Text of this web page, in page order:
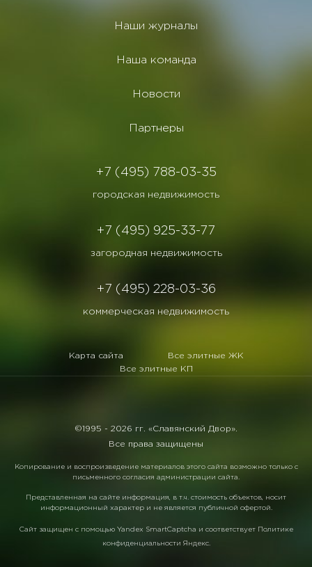
Наши журналы
Наша команда
Новости
Партнеры
+7 (495) 788-03-35
городская недвижимость
+7 (495) 925-33-77
загородная недвижимость
+7 (495) 228-03-36
коммерческая недвижимость
Карта сайта
Все элитные ЖК
Все элитные КП
©1995 - 2026 гг. «Славянский Двор».
Все права защищены
Копирование и воспроизведение материалов этого сайта возможно только с
письменного согласия администрации сайта.
Представленная на сайте информация, в т.ч. стоимость объектов, носит
информационный характер и не является публичной офертой.
Сайт защищен с помощью Yandex SmartCaptcha и соответствует Политике
конфиденциальности Яндекс.